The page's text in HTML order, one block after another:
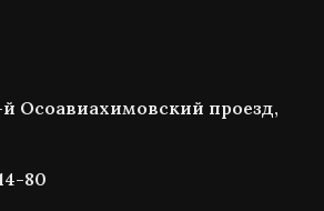
Осоавиахимовский проезд,
80